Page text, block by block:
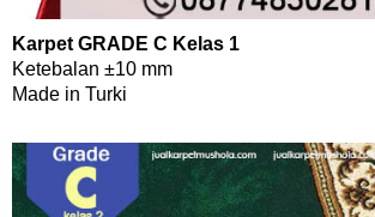
Karpet GRADE C Kelas 1
Ketebalan ±10 mm
Made in Turki